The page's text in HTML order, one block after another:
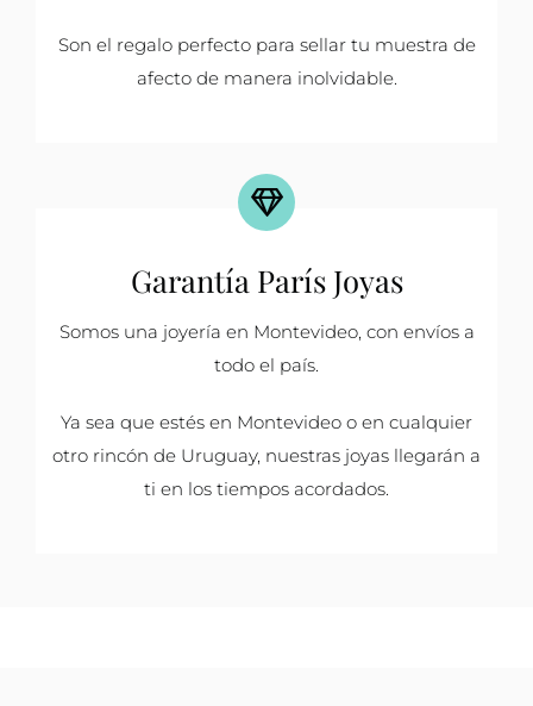
Son el regalo perfecto para sellar tu muestra de
afecto de manera inolvidable.
Garantía París Joyas
Somos una joyería en Montevideo, con envíos a
todo el país.
Ya sea que estés en Montevideo o en cualquier
otro rincón de Uruguay, nuestras joyas llegarán a
ti en los tiempos acordados.